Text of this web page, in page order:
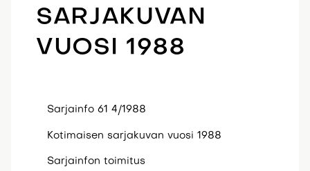
SARJAKUVAN
VUOSI 1988
Sarjainfo 61 4/1988
Kotimaisen sarjakuvan vuosi 1988
Sarjainfon toimitus